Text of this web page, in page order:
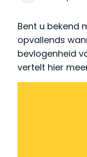
Bent u bekend
opvallends
bevlogenheid
vertelt hier